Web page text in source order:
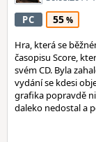
PC
55
Hra, která se
časopisu Score,
svém CD. Byla
vydání se kdesi
grafika popravdě
daleko nedostal a